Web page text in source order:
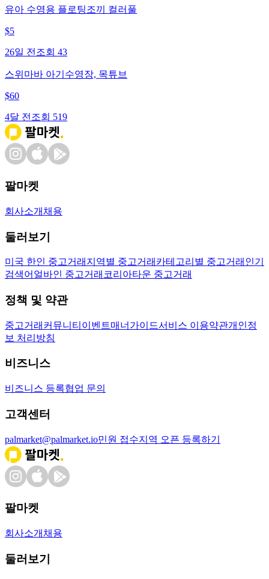
유아 수영용 플로팅조끼 컬러풀
$5
26일 전 조회 43
스위마바 아기수영장, 목튜브
$60
4달 전 조회 519
팔마켓
회사소개 채용
둘러보기
미국 한인 중고거래 지역별 중고거래 카테고리별 중고거래 인기
검색어 얼바인 중고거래 코리아타운 중고거래
정책 및 약관
중고거래 커뮤니티 이벤트매너가이드서비스 이용약관개인정
보 처리방침
비즈니스
비즈니스 등록협업 문의
고객센터
palmarket@palmarket.io민원 접수지역 오픈 등록하기
팔마켓
회사소개 채용
둘러보기